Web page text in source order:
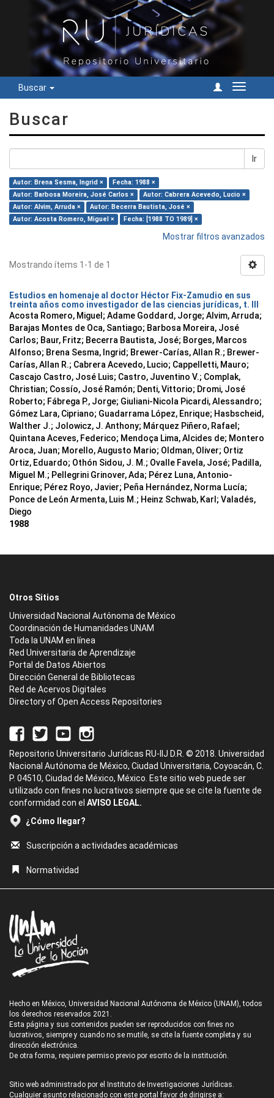
Buscar
Cambiar
Buscar
Ir
Autor: Brena Sesma, Ingrid ×
Fecha: 1988 ×
Autor: Barbosa Moreira, José Carlos ×
Autor: Cabrera Acevedo, Lucio ×
Autor: Alvim, Arruda ×
Autor: Becerra Bautista, José ×
Autor: Acosta Romero, Miguel ×
Fecha: [1988 TO 1989] ×
Mostrar filtros avanzados
Mostrando ítems 1-1 de 1
Estudios en homenaje al doctor Héctor Fix-Zamudio en sus
treinta años como investigador de las ciencias jurídicas, t. III
Acosta Romero, Miguel; Adame Goddard, Jorge; Alvim, Arruda;
Barajas Montes de Oca, Santiago; Barbosa Moreira, José
Carlos; Baur, Fritz; Becerra Bautista, José; Borges, Marcos
Alfonso; Brena Sesma, Ingrid; Brewer-Carías, Allan R.; Brewer-
Carías, Allan R.; Cabrera Acevedo, Lucio; Cappelletti, Mauro;
Cascajo Castro, José Luis; Castro, Juventino V.; Complak,
Christian; Cossío, José Ramón; Denti, Vittorio; Dromi, José
Roberto; Fábrega P., Jorge; Giuliani-Nicola Picardi, Alessandro;
Gómez Lara, Cipriano; Guadarrama López, Enrique; Hasbscheid,
Walther J.; Jolowicz, J. Anthony; Márquez Piñero, Rafael;
Quintana Aceves, Federico; Mendoça Lima, Alcides de; Montero
Aroca, Juan; Morello, Augusto Mario; Oldman, Oliver; Ortiz
Ortiz, Eduardo; Othón Sidou, J. M.; Ovalle Favela, José; Padilla,
Miguel M.; Pellegrini Grinover, Ada; Pérez Luna, Antonio-
Enrique; Pérez Royo, Javier; Peña Hernández, Norma Lucía;
Ponce de León Armenta, Luis M.; Heinz Schwab, Karl; Valadés,
Diego
1988
Otros Sitios
Universidad Nacional Autónoma de México
Coordinación de Humanidades UNAM
Toda la UNAM en línea
Red Universitaria de Aprendizaje
Portal de Datos Abiertos
Dirección General de Bibliotecas
Red de Acervos Digitales
Directory of Open Access Repositories
Repositorio Universitario Jurídicas RU-IIJ D.R. © 2018. Universidad
Nacional Autónoma de México, Ciudad Universitaria, Coyoacán, C.
P. 04510, Ciudad de México, México. Este sitio web puede ser
utilizado con fines no lucrativos siempre que se cite la fuente de
conformidad con el AVISO LEGAL.
¿Cómo llegar?
Suscripción a actividades académicas
Normatividad
Hecho en México, Universidad Nacional Autónoma de México (UNAM), todos
los derechos reservados 2021.
Esta página y sus contenidos pueden ser reproducidos con fines no
lucrativos, siempre y cuando no se mutile, se cite la fuente completa y su
dirección electrónica.
De otra forma, requiere permiso previo por escrito de la institución.
Sitio web administrado por el Instituto de Investigaciones Jurídicas.
Cualquier asunto relacionado con este portal favor de dirigirse a: